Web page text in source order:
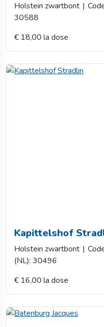
Holstein zwartbont |
30588
€ 18,00 la dose
Kapittelshof
Holstein zwartbont |
(NL): 30496
€ 16,00 la dose